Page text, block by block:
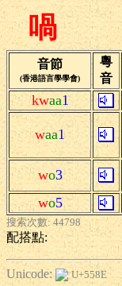
喎
音節
(香港語言學學會)
粵
音
kwaa1
waa1
wo3
wo5
搜索次數: 44798
配搭點:
Unicode:
U+558E